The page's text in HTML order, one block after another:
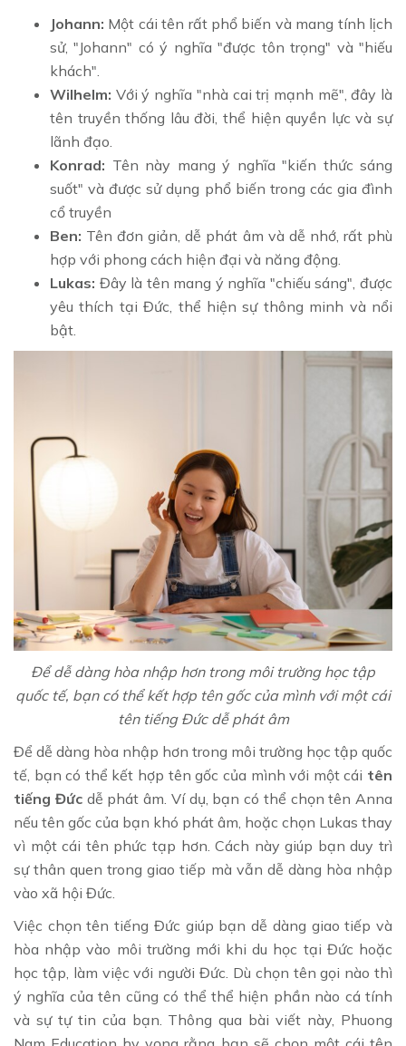
Johann: Một cái tên rất phổ biến và mang tính lịch
sử, "Johann" có ý nghĩa "được tôn trọng" và "hiếu
khách".
Wilhelm: Với ý nghĩa "nhà cai trị mạnh mẽ", đây là
tên truyền thống lâu đời, thể hiện quyền lực và sự
lãnh đạo.
Konrad: Tên này mang ý nghĩa "kiến thức sáng
suốt" và được sử dụng phổ biến trong các gia đình
cổ truyền
Ben: Tên đơn giản, dễ phát âm và dễ nhớ, rất phù
hợp với phong cách hiện đại và năng động.
Lukas: Đây là tên mang ý nghĩa "chiếu sáng", được
yêu thích tại Đức, thể hiện sự thông minh và nổi
bật.
Để dễ dàng hòa nhập hơn trong môi trường học tập
quốc tế, bạn có thể kết hợp tên gốc của mình với một cái
tên tiếng Đức dễ phát âm
Để dễ dàng hòa nhập hơn trong môi trường học tập quốc
tế, bạn có thể kết hợp tên gốc của mình với một cái tên
tiếng Đứcdễ phát âm. Ví dụ, bạn có thể chọn tên Anna
nếu tên gốc của bạn khó phát âm, hoặc chọn Lukas thay
vì một cái tên phức tạp hơn. Cách này giúp bạn duy trì
sự thân quen trong giao tiếp mà vẫn dễ dàng hòa nhập
vào xã hội Đức.
Việc chọn tên tiếng Đức giúp bạn dễ dàng giao tiếp và
hòa nhập vào môi trường mới khi du học tại Đức hoặc
học tập, làm việc với người Đức. Dù chọn tên gọi nào thì
ý nghĩa của tên cũng có thể thể hiện phần nào cá tính
và sự tự tin của bạn. Thông qua bài viết này, Phuong